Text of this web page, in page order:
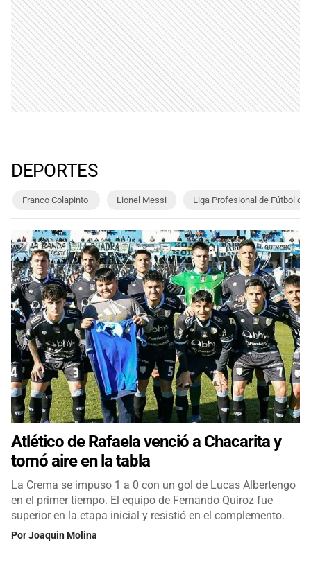
DEPORTES
Franco Colapinto Lionel Messi Liga Profesional de Fútbol de
Atlético de Rafaela venció a Chacarita y
tomó aire en la tabla
La Crema se impuso 1 a 0 con un gol de Lucas Albertengo
en el primer tiempo. El equipo de Fernando Quiroz fue
superior en la etapa inicial y resistió en el complemento.
PorJoaquin Molina